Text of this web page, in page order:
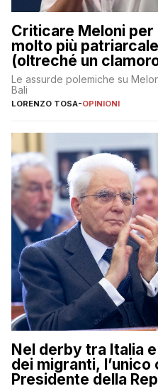
Criticare Meloni per
molto più
(oltreché un
Le assurde polemiche su
Bali
LORENZO TOSA-OPINIONI
Nel derby tra Italia
dei migranti, l’unico
Presidente della